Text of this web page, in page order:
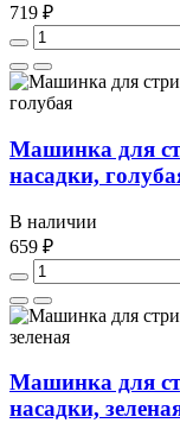
719 ₽
Машинка для
насадки,
В наличии
659 ₽
Машинка для
насадки,